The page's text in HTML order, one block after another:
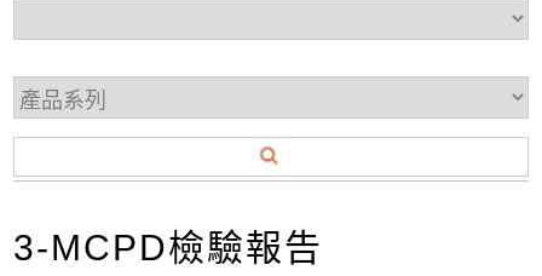
3-MCPD檢驗報告